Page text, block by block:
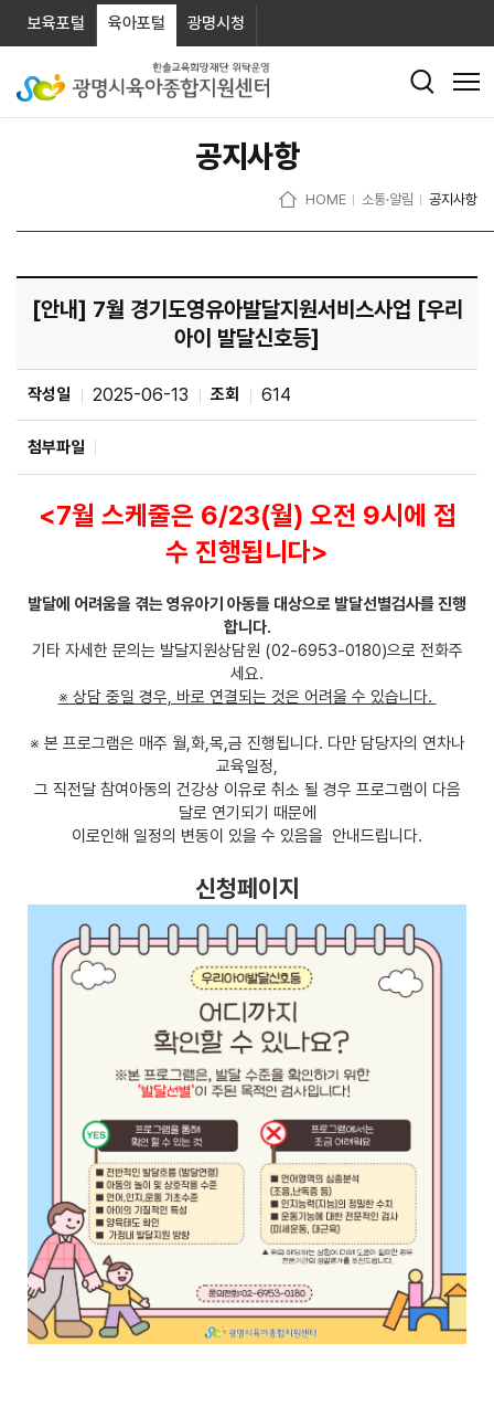
보육포털 육아포털 광명시청
공지사항
HOME 소통·알림 공지사항
[안내] 7월 경기도영유아발달지원서비스사업 [우리
아이 발달신호등]
작성일 2025-06-13 조회 614
첨부파일
<7월 스케줄은 6/23(월) 오전 9시에 접
수 진행됩니다>
발달에 어려움을 겪는 영유아기 아동들 대상으로 발달선별검사를 진행
합니다.
기타 자세한 문의는 발달지원상담원 (02-6953-0180)으로 전화주
세요.
※ 상담 중일 경우, 바로 연결되는 것은 어려울 수 있습니다.
※ 본 프로그램은 매주 월,화,목,금 진행됩니다. 다만 담당자의 연차나
교육일정,
그 직전달 참여아동의 건강상 이유로 취소 될 경우 프로그램이 다음
달로 연기되기 때문에
이로인해 일정의 변동이 있을 수 있음을 안내드립니다.
신청페이지